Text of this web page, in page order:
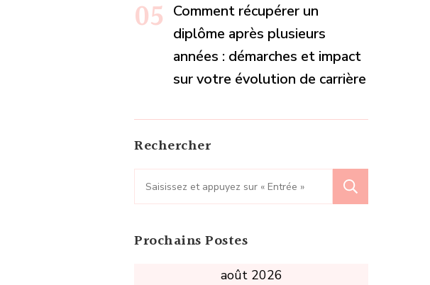
Comment récupérer un
diplôme après plusieurs
années : démarches et impact
sur votre évolution de carrière
Rechercher
Recherche
pour
Prochains Postes
août 2026